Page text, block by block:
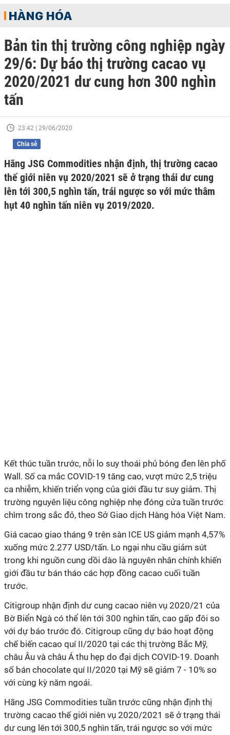
HÀNG HÓA
Bản tin thị trường công nghiệp ngày
29/6: Dự báo thị trường cacao vụ
2020/2021 dư cung hơn 300 nghìn
tấn
23:42 | 29/06/2020
Chia sẻ
Hãng JSG Commodities nhận định, thị trường cacao
thế giới niên vụ 2020/2021 sẽ ở trạng thái dư cung
lên tới 300,5 nghìn tấn, trái ngược so với mức thâm
hụt 40 nghìn tấn niên vụ 2019/2020.
Kết thúc tuần trước, nỗi lo suy thoái phủ bóng đen lên phố
Wall. Số ca mắc COVID-19 tăng cao, vượt mức 2,5 triệu
ca nhiễm, khiến triển vọng của giới đầu tư suy giảm. Thị
trường nguyên liệu công nghiệp nhẹ đóng cửa tuần trước
chìm trong sắc đỏ, theo Sở Giao dịch Hàng hóa Việt Nam.
Giá cacao giao tháng 9 trên sàn ICE US giảm mạnh 4,57%
xuống mức 2.277 USD/tấn. Lo ngại nhu cầu giảm sút
trong khi nguồn cung dồi dào là nguyên nhân chính khiến
giới đầu tư bán tháo các hợp đồng cacao cuối tuần
trước.
Citigroup nhận định dư cung cacao niên vụ 2020/21 của
Bờ Biển Ngà có thể lên tới 300 nghìn tấn, cao gấp đôi so
với dự báo trước đó. Citigroup cũng dự báo hoạt động
chế biến cacao quí II/2020 tại các thị trường Bắc Mỹ,
châu Âu và châu Á thu hẹp do đại dịch COVID-19. Doanh
số bán chocolate quí II/2020 tại Mỹ sẽ giảm 7 - 10% so
với cùng kỳ năm ngoái.
Hãng JSG Commodities tuần trước cũng nhận định thị
trường cacao thế giới niên vụ 2020/2021 sẽ ở trạng thái
dư cung lên tới 300,5 nghìn tấn, trái ngược so với mức